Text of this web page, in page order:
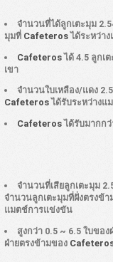
จำนวนที่ได้ลูกเตะมุม
มุมที่ Cafeterosได้ระหว่า
Cafeterosได้ 4.5 ลูกเ
เขา
จำนวนใบเหลือง/แดง
Cafeterosได้รับระหว่าง
Cafeterosได้รับมากกว่
จำนวนที่เสียลูกเตะมุม
จำนวนลูกเตะมุมที่ฝั่งตรงข้า
แมตช์การแข่งขัน
สูงกว่า 0.5 ~ 6.5 ใบขอ
ฝ่ายตรงข้ามของ